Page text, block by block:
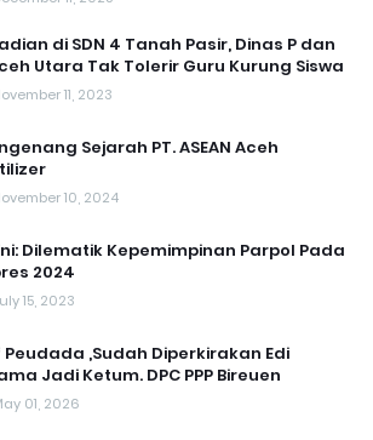
di SDN 4 Tanah Pasir, Dinas P dan
Utara Tak Tolerir Guru Kurung Siswa
11, 2023
Sejarah PT. ASEAN Aceh
10, 2024
Dilematik Kepemimpinan Parpol Pada
2024
15, 2023
Peudada ,Sudah Diperkirakan Edi
Jadi Ketum. DPC PPP Bireuen
01, 2026